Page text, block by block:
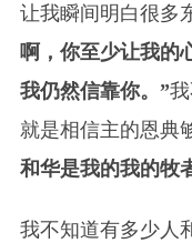
让我瞬间明白很多
啊，你至少让我的
我仍然信靠你。”
就是相信主的恩典
和华是我的我的牧
我不知道有多少人